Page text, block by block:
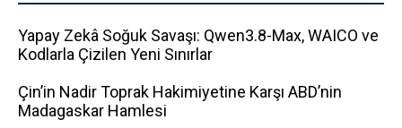
Yapay Zekâ Soğuk Savaşı: Qwen3.8-Max, WAICO ve
Kodlarla Çizilen Yeni Sınırlar
Çin’in Nadir Toprak Hakimiyetine Karşı ABD’nin
Madagaskar Hamlesi